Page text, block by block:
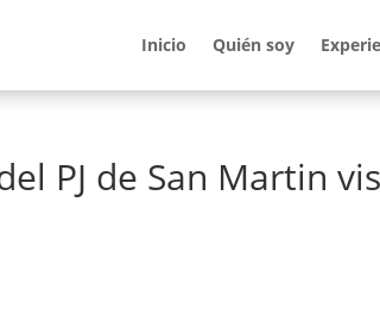
Inicio Quién soy
PJ de San Martin